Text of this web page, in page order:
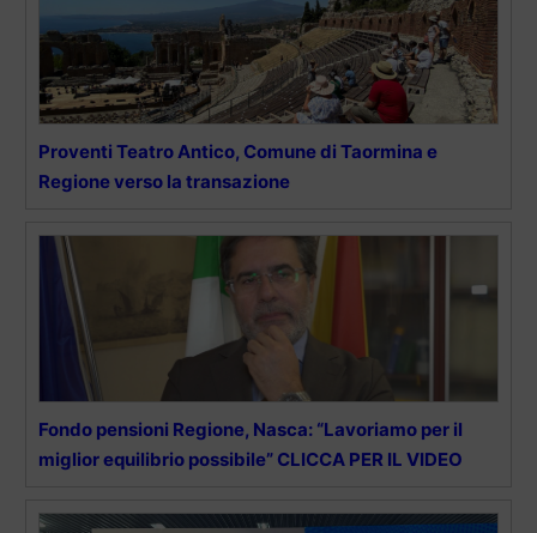
Proventi Teatro Antico, Comune di Taormina e
Regione verso la transazione
Fondo pensioni Regione, Nasca: “Lavoriamo per il
miglior equilibrio possibile” CLICCA PER IL VIDEO